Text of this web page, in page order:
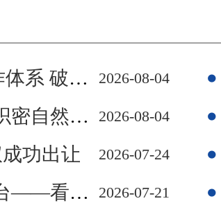
2026-08-04
惠及民生⑥
2026-08-04
全防护网
2026-07-24
功出让
2026-07-21
动基层治理变革